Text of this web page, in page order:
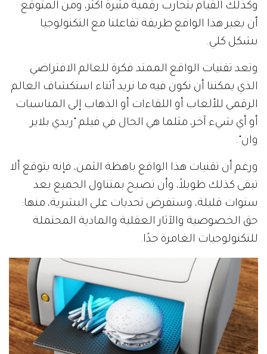
وكذلك القيام بتجارب رقمية مثيرة أكثر، ومن المتوقع
أن يغير هذا الواقع طريقة تفاعلنا مع التكنولوجيا
بشكل كلي.
وتعد تقنيات الواقع الممتد فكرة للعالم الافتراضي
الذي يمكننا أن نكون فيه ما نريد أثناء استكشاف العالم
الرقمي للألعاب أو اللقاءات أو الذهاب إلى المناسبات
أو أي شيء آخر، مثلما هي الحال في فيلم "ريدي بلاير
وان".
ورغم أن تقنيات هذا الواقع باهظة الثمن، فإنه يتوقع ألا
تبقى كذلك طويلاً، وأن تصبح بمتناول الجميع بعد
سنوات قليلة، وستفرض تحديات على البشرية، منها:
حق الخصوصية والآثار العقلية والمادية المحتملة
للتكنولوجيات الغامرة جدًا.